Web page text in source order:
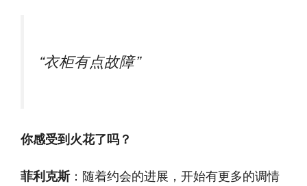
“衣柜有点故障”
你感受到火花了吗？
菲利克斯：随着约会的进展，开始有更多的调情